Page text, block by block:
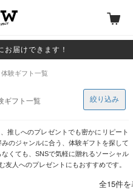
届けできます！
験ギフト一覧
ギフト一覧
推しへのプレゼントでも密かにリピート
のジャンルに合う、体験ギフトを探して
くても、SNSで気軽に贈れるソーシャル
友人へのプレゼントにもおすすめです。
絞り込み
全15件